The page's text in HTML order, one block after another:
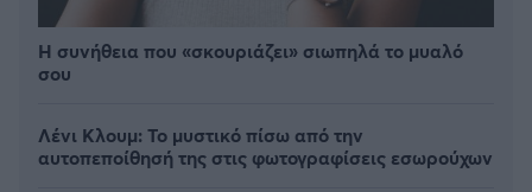
Η συνήθεια που «σκουριάζει» σιωπηλά το μυαλό
σου
Λένι Κλουμ: Το μυστικό πίσω από την
αυτοπεποίθησή της στις φωτογραφίσεις εσωρούχων